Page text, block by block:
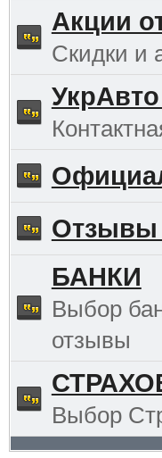
Акции
Скидки и
Отзывы
БАНКИ
Выбор
отзывы
Выбор